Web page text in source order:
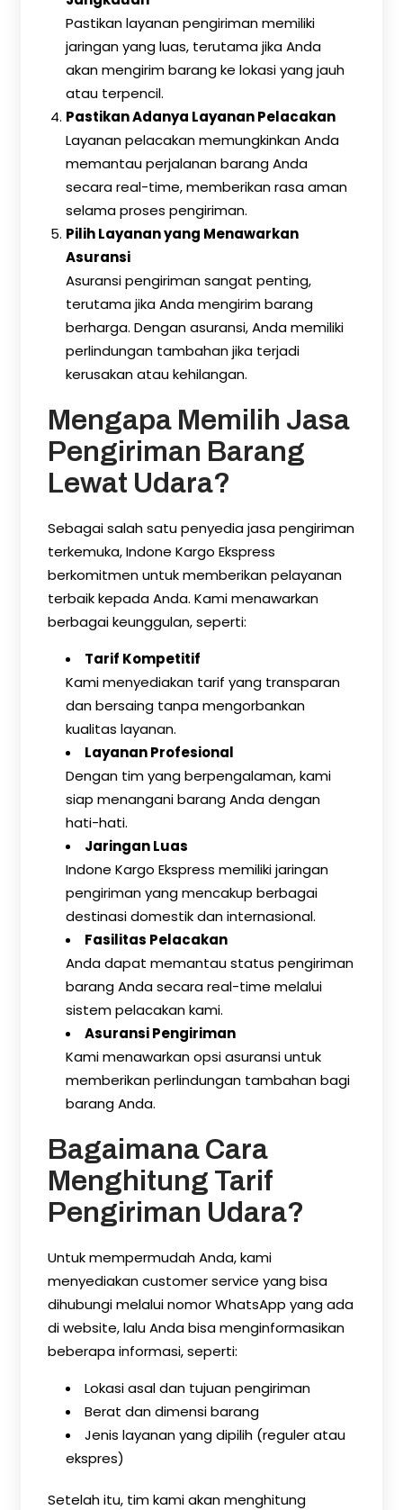
Pastikan layanan pengiriman memiliki
jaringan yang luas, terutama jika Anda
akan mengirim barang ke lokasi yang jauh
atau terpencil.
Pastikan Adanya Layanan Pelacakan
Layanan pelacakan memungkinkan Anda
memantau perjalanan barang Anda
secara real-time, memberikan rasa aman
selama proses pengiriman.
Pilih Layanan yang Menawarkan
Asuransi
Asuransi pengiriman sangat penting,
terutama jika Anda mengirim barang
berharga. Dengan asuransi, Anda memiliki
perlindungan tambahan jika terjadi
kerusakan atau kehilangan.
Mengapa Memilih Jasa
Pengiriman Barang
Lewat Udara?
Sebagai salah satu penyedia jasa pengiriman
terkemuka, Indone Kargo Ekspress
berkomitmen untuk memberikan pelayanan
terbaik kepada Anda. Kami menawarkan
berbagai keunggulan, seperti:
Tarif Kompetitif
Kami menyediakan tarif yang transparan
dan bersaing tanpa mengorbankan
kualitas layanan.
Layanan Profesional
Dengan tim yang berpengalaman, kami
siap menangani barang Anda dengan
hati-hati.
Jaringan Luas
Indone Kargo Ekspress memiliki jaringan
pengiriman yang mencakup berbagai
destinasi domestik dan internasional.
Fasilitas Pelacakan
Anda dapat memantau status pengiriman
barang Anda secara real-time melalui
sistem pelacakan kami.
Asuransi Pengiriman
Kami menawarkan opsi asuransi untuk
memberikan perlindungan tambahan bagi
barang Anda.
Bagaimana Cara
Menghitung Tarif
Pengiriman Udara?
Untuk mempermudah Anda, kami
menyediakan customer service yang bisa
dihubungi melalui nomor WhatsApp yang ada
di website, lalu Anda bisa menginformasikan
beberapa informasi, seperti:
Lokasi asal dan tujuan pengiriman
Berat dan dimensi barang
Jenis layanan yang dipilih (reguler atau
ekspres)
Setelah itu, tim kami akan menghitung